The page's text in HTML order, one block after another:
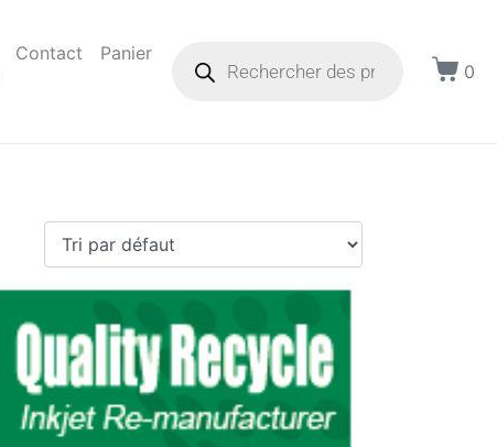
Contact
Panier
0